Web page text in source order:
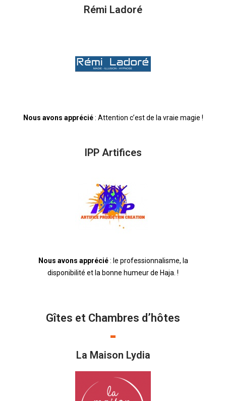
Rémi Ladoré
Nous avons apprécié: Attention c’est de la vraie magie !
IPP Artifices
Nous avons apprécié: le professionnalisme, la
disponibilité et la bonne humeur de Haja. !
Gîtes et Chambres d’hôtes
La Maison Lydia